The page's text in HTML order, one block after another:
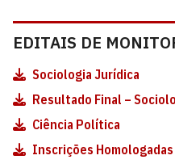
EDITAIS DE
Sociologia Jurídica
Resultado Final –
Ciência Política
Inscrições